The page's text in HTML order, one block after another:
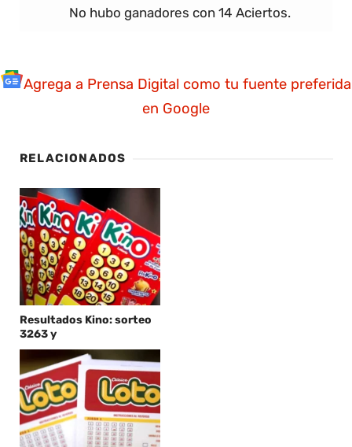
No hubo ganadores con 14 Aciertos.
Agrega a Prensa Digital como tu fuente preferida
en Google
RELACIONADOS
Resultados Kino: sorteo
3263 y